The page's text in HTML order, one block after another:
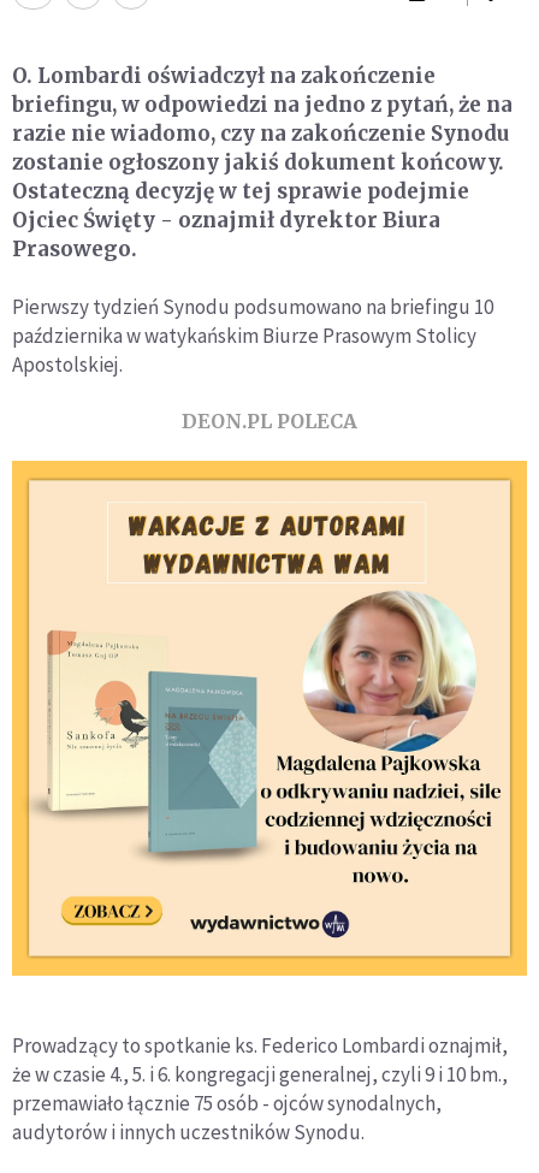
O. Lombardi oświadczył na zakończenie
briefingu, w odpowiedzi na jedno z pytań, że na
razie nie wiadomo, czy na zakończenie Synodu
zostanie ogłoszony jakiś dokument końcowy.
Ostateczną decyzję w tej sprawie podejmie
Ojciec Święty - oznajmił dyrektor Biura
Prasowego.
Pierwszy tydzień Synodu podsumowano na briefingu 10
października w watykańskim Biurze Prasowym Stolicy
Apostolskiej.
DEON.PL POLECA
Prowadzący to spotkanie ks. Federico Lombardi oznajmił,
że w czasie 4., 5. i 6. kongregacji generalnej, czyli 9 i 10 bm.,
przemawiało łącznie 75 osób - ojców synodalnych,
audytorów i innych uczestników Synodu.